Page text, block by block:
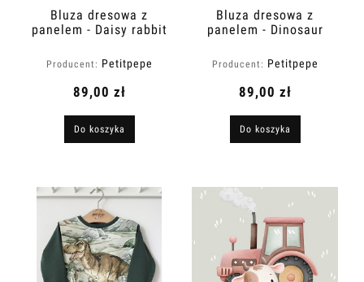
Bluza dresowa z
panelem - Daisy rabbit
Producent: Petitpepe
89,00 zł
Do koszyka
Bluza dresowa z
panelem - Dinosaur
Producent: Petitpepe
89,00 zł
Do koszyka